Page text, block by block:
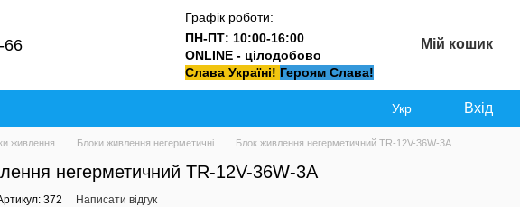
66
Графік роботи:
ПН-ПТ: 10:00-16:00
ONLINE - цілодобово
Слава Україні! Героям Слава!
Мій кошик
Укр Вхід
живлення Блоки живлення негерметичні Блок живлення негерметичний TR-12V-36W-3A
негерметичний TR-12V-36W-3A
372 Написати відгук